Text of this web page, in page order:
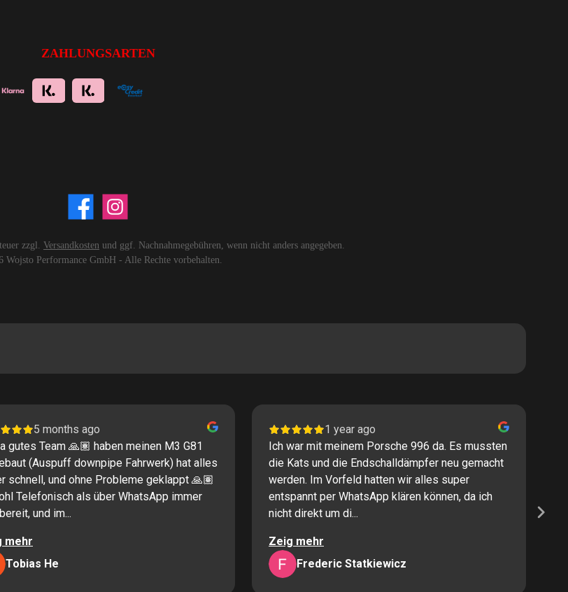
ZAHLUNGSARTEN
zzgl. Versandkosten und ggf. Nachnahmegebühren, wenn nicht anders angegeben.
Wojsto Performance GmbH - Alle Rechte vorbehalten.
5 months ago
gutes Team 🙏🏽 haben meinen M3 G81
(Auspuff downpipe Fahrwerk) hat alles
schnell, und ohne Probleme geklappt 🙏🏽
Telefonisch als über WhatsApp immer
und im...
mehr
Tobias He
1 year ago
Ich war mit meinem Porsche 996 da. Es mussten
die Kats und die Endschalldämpfer neu gemacht
werden. Im Vorfeld hatten wir alles super
entspannt per WhatsApp klären können, da ich
nicht direkt um di...
Zeig mehr
Frederic Statkiewicz